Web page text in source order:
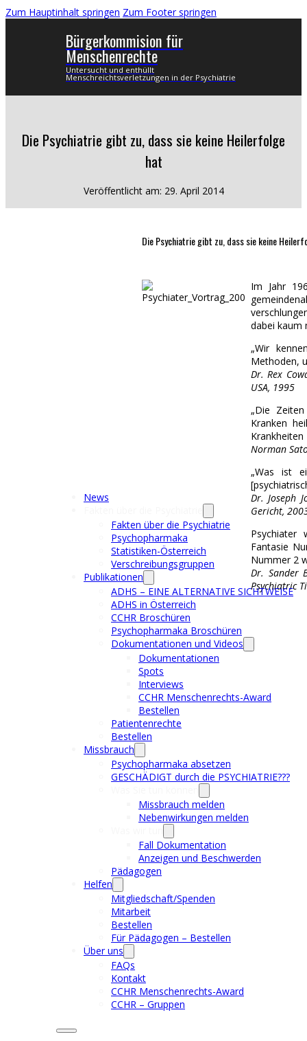
Zum Hauptinhalt springen Zum Footer springen
Bürgerkommision für
Menschenrechte
Untersucht und enthüllt
Menschreichtsverletzungen in der Psychiatrie
News
Fakten über die Psychiatrie
Psychopharmaka
Statistiken-Österreich
Verschreibungsgruppen
Publikationen
ADHS – EINE ALTERNATIVE SICHTWEISE
ADHS in Österreich
CCHR Broschüren
Psychopharmaka Broschüren
Dokumentationen und Videos
Dokumentationen
Spots
Interviews
CCHR Menschenrechts-Award
Bestellen
Patientenrechte
Bestellen
Missbrauch
Psychopharmaka absetzen
GESCHÄDIGT durch die PSYCHIATRIE???
Missbrauch melden
Nebenwirkungen melden
Fall Dokumentation
Anzeigen und Beschwerden
Pädagogen
Helfen
Mitgliedschaft/Spenden
Mitarbeit
Bestellen
Für Pädagogen – Bestellen
Über uns
FAQs
Kontakt
CCHR Menschenrechts-Award
CCHR – Gruppen
Die Psychiatrie gibt zu, dass sie keine Heilerfolge
hat
Veröffentlicht am: 29. April 2014
Die Psychiatrie gibt zu, dass sie keine
Im Jahr
dabei kaum
„Wir
Methoden,
Dr. Rex
USA, 1995
„Die
Kranken
Krankheiten
Norman
„Was ist
Dr. Joseph
Gericht,
Psychiater
Fantasie
Nummer 2
Dr. Sander
Psychiatric